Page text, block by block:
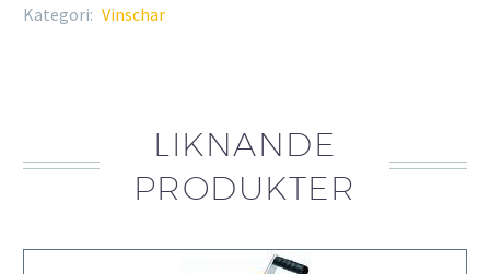
Kategori: Vinschar
LIKNANDE
PRODUKTER